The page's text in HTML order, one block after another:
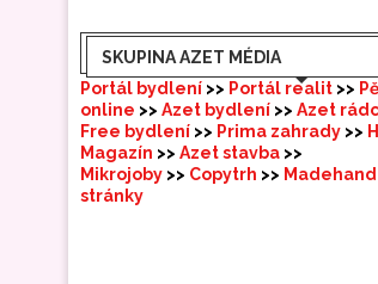
SKUPINA AZET MÉDIA
Portál bydlení >> Portál realit >>
online >> Azet bydlení >> Azet
Free bydlení >> Prima zahrady >>
Magazín >> Azet stavba >>
Mikrojoby >> Copytrh >> Madehand
stránky